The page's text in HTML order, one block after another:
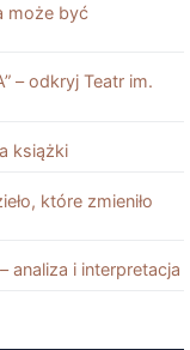
może być
– odkryj Teatr im.
książki
które zmieniło
analiza i interpretacja